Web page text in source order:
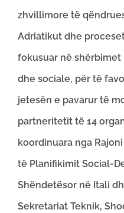
zhvillimore të
Adriatikut dhe
fokusuar në
dhe sociale, për të
jetesën e pavarur të
partneritetit të 14
koordinuara nga
të Planifikimit Social-
Shëndetësor në Itali
Sekretariat Teknik,